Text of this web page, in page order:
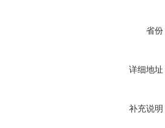
省份
详细地址
补充说明